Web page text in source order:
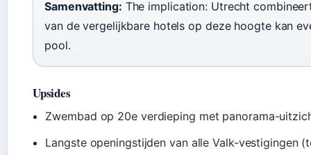
Samenvatting: The implication: Utrecht
van de vergelijkbare hotels op deze hoogte kan
pool.
Upsides
Zwembad op 20e verdieping met panorama-
Langste openingstijden van alle Valk-vestigingen